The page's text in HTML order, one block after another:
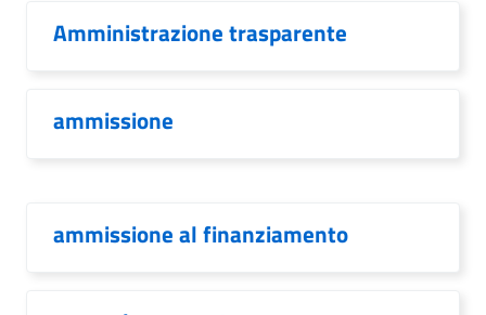
Amministrazione trasparente
ammissione
ammissione al finanziamento